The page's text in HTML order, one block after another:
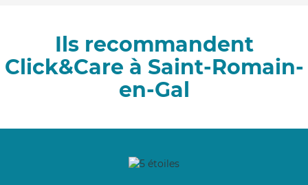
Ils recommandent
Click&Care à Saint-Romain-
en-Gal